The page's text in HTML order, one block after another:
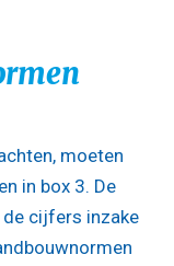
moeten
in box 3. De
cijfers inzake